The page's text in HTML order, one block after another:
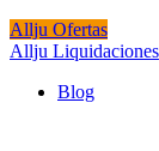
Allju Ofertas
Allju Liquidaciones
Blog